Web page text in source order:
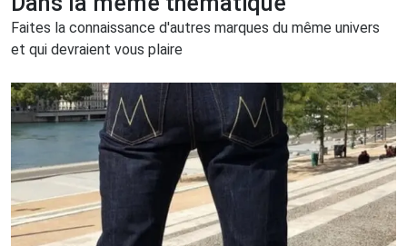
Faites la connaissance d'autres marques du même univers
et qui devraient vous plaire